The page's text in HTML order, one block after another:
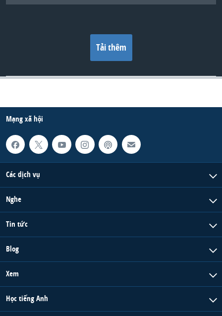
Tải thêm
Mạng xã hội
Các dịch vụ
Nghe
Tin tức
Blog
Xem
Học tiếng Anh